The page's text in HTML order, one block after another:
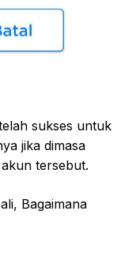
sukses untuk
jika dimasa
tersebut.
Bagaimana